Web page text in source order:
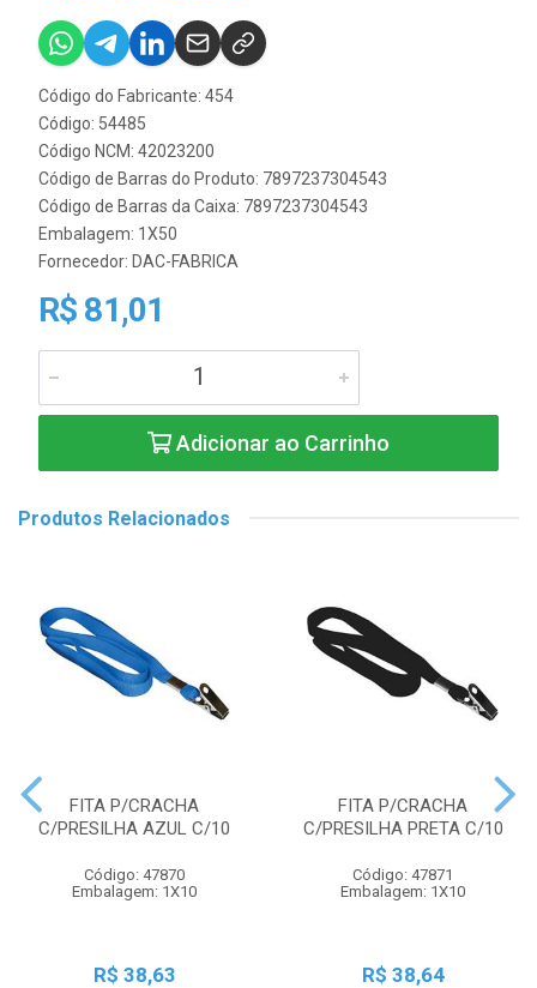
Código do Fabricante: 454
Código: 54485
Código NCM: 42023200
Código de Barras do Produto: 7897237304543
Código de Barras da Caixa: 7897237304543
Embalagem: 1X50
Fornecedor: DAC-FABRICA
R$ 81,01
Adicionar ao Carrinho
Produtos Relacionados
FITA P/CRACHA
C/PRESILHA AZUL C/10
Código: 47870
Embalagem: 1X10
R$ 38,63
FITA P/CRACHA
C/PRESILHA PRETA C/10
Código: 47871
Embalagem: 1X10
R$ 38,64